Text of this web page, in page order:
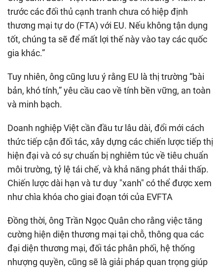
trước các đối thủ cạnh tranh chưa có hiệp định
thương mại tự do (FTA) với EU. Nếu không tận dụng
tốt, chúng ta sẽ để mất lợi thế này vào tay các quốc
gia khác.”
Tuy nhiên, ông cũng lưu ý rằng EU là thị trường “bài
bản, khó tính,” yêu cầu cao về tính bền vững, an toàn
và minh bạch.
Doanh nghiệp Việt cần đầu tư lâu dài, đổi mới cách
thức tiếp cận đối tác, xây dựng các chiến lược tiếp thị
hiện đại và có sự chuẩn bị nghiêm túc về tiêu chuẩn
môi trường, tỷ lệ tái chế, và khả năng phát thải thấp.
Chiến lược dài hạn và tư duy "xanh" có thể được xem
như chìa khóa cho giai đoạn tới của EVFTA
Đồng thời, ông Trần Ngọc Quân cho rằng việc tăng
cường hiện diện thương mại tại chỗ, thông qua các
đại diện thương mại, đối tác phân phối, hệ thống
nhượng quyền, cũng sẽ là giải pháp quan trọng giúp